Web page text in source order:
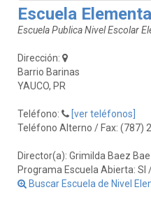
Escuela
Escuela Publica Nivel Escolar
Dirección:
Barrio Barinas
YAUCO, PR
Teléfono:
[ver teléfonos]
Teléfono Alterno / Fax: (787)
Director(a): Grimilda Baez
Programa Escuela Abierta: SI
Buscar Escuela de Nivel